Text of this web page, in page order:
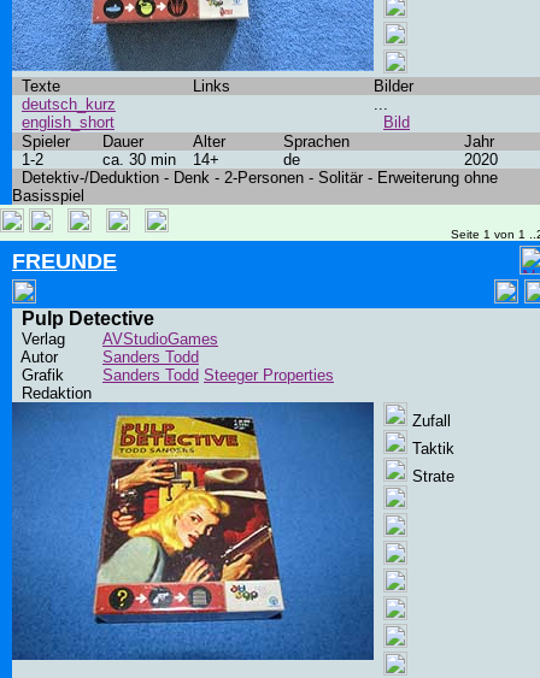
Texte Links
Bilder
deutsch_kurz
english_short
...
Bild
Spieler
Dauer Alter Sprachen
Jahr
1-2
ca. 30 min 14+ de
2020
Detektiv-/Deduktion - Denk - 2-Personen - Solitär - Erweiterung ohne
Basisspiel
Seite 1 von 1
FREUNDE
Pulp Detective
Verlag
AVStudioGames
Autor
Sanders Todd
Grafik
Sanders Todd Steeger Properties
Redaktion
Zufall
Taktik
Strate